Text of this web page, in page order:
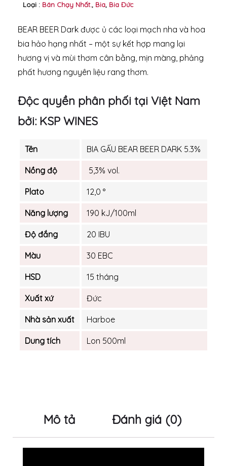
Loại : Bán Chạy Nhất., Bia, Bia Ðức
BEAR BEER Dark được ủ các loại mạch nha và hoa
bia hảo hạng nhất – một sự kết hợp mang lại
hương vị và mùi thơm cân bằng, mịn màng, phảng
phất hương nguyên liệu rang thơm.
Độc quyền phân phối tại Việt Nam
bởi: KSP WINES
Tên BIA GẤU BEAR BEER DARK 5.3%
Nồng độ 5,3% vol.
Plato 12,0 °
Năng lượng 190 kJ/100ml
Độ đắng 20 IBU
Màu 30 EBC
HSD 15 tháng
Xuất xứ Đức
Nhà sản xuất Harboe
Dung tích Lon 500ml
Mô tả Đánh giá (0)